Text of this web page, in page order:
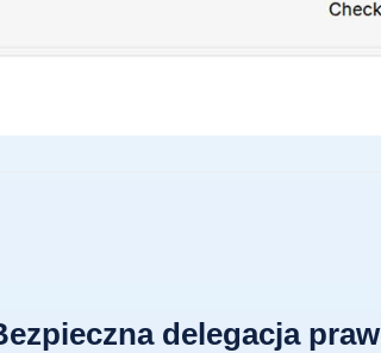
delegacja praw